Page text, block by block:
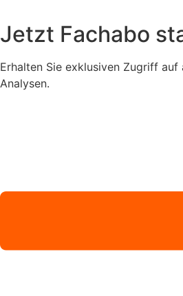
Jetzt Fachabo
Erhalten Sie exklusiven Zugriff auf
Analysen.